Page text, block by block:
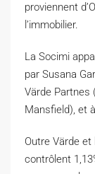
proviennent
l’immobilier.
La Socimi
par Susana
Värde Partnes
Mansfield), et
Outre Värde
contrôlent